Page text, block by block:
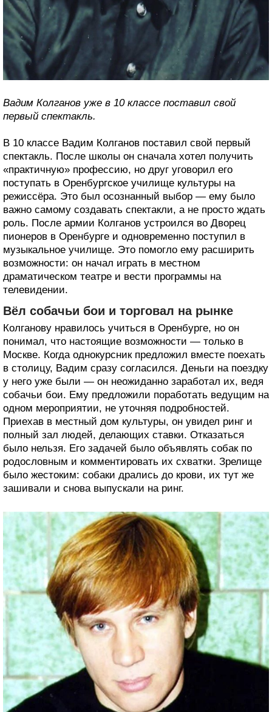
Вадим Колганов уже в 10 классе поставил свой
первый спектакль.
В 10 классе Вадим Колганов поставил свой первый
спектакль. После школы он сначала хотел получить
«практичную» профессию, но друг уговорил его
поступать в Оренбургское училище культуры на
режиссёра. Это был осознанный выбор — ему было
важно самому создавать спектакли, а не просто ждать
роль. После армии Колганов устроился во Дворец
пионеров в Оренбурге и одновременно поступил в
музыкальное училище. Это помогло ему расширить
возможности: он начал играть в местном
драматическом театре и вести программы на
телевидении.
Вёл собачьи бои и торговал на рынке
Колганову нравилось учиться в Оренбурге, но он
понимал, что настоящие возможности — только в
Москве. Когда однокурсник предложил вместе поехать
в столицу, Вадим сразу согласился. Деньги на поездку
у него уже были — он неожиданно заработал их, ведя
собачьи бои. Ему предложили поработать ведущим на
одном мероприятии, не уточняя подробностей.
Приехав в местный дом культуры, он увидел ринг и
полный зал людей, делающих ставки. Отказаться
было нельзя. Его задачей было объявлять собак по
родословным и комментировать их схватки. Зрелище
было жестоким: собаки дрались до крови, их тут же
зашивали и снова выпускали на ринг.